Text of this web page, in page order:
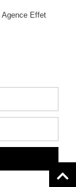
Agence Effet